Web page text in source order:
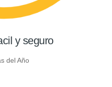
y seguro
del Año